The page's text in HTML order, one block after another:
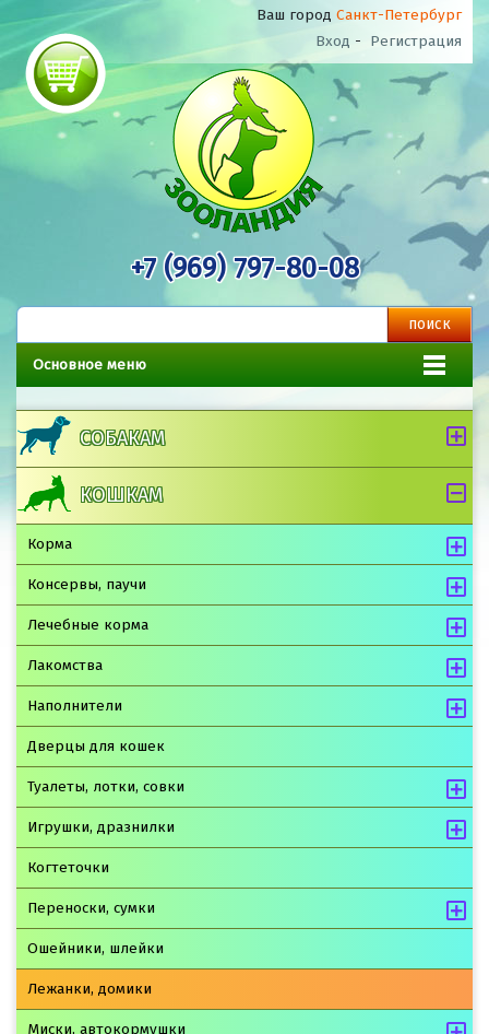
Ваш город Санкт-Петербург
Вход - Регистрация
+7 (969) 797-80-08
Основное меню
СОБАКАМ
КОШКАМ
Корма
Консервы, паучи
Лечебные корма
Лакомства
Наполнители
Дверцы для кошек
Туалеты, лотки, совки
Игрушки, дразнилки
Когтеточки
Переноски, сумки
Ошейники, шлейки
Лежанки, домики
Миски, автокормушки